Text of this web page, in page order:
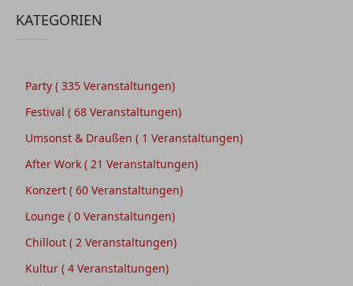
KATEGORIEN
Party ( 335 Veranstaltungen)
Festival ( 68 Veranstaltungen)
Umsonst & Draußen ( 1 Veranstaltungen)
After Work ( 21 Veranstaltungen)
Konzert ( 60 Veranstaltungen)
Lounge ( 0 Veranstaltungen)
Chillout ( 2 Veranstaltungen)
Kultur ( 4 Veranstaltungen)